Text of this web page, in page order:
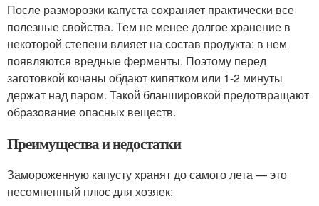
После разморозки капуста сохраняет практически все
полезные свойства. Тем не менее долгое хранение в
некоторой степени влияет на состав продукта: в нем
появляются вредные ферменты. Поэтому перед
заготовкой кочаны обдают кипятком или 1-2 минуты
держат над паром. Такой бланшировкой предотвращают
образование опасных веществ.
Преимущества и недостатки
Замороженную капусту хранят до самого лета — это
несомненный плюс для хозяек: